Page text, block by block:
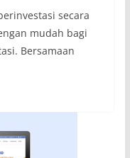
secara
mudah bagi
Bersamaan